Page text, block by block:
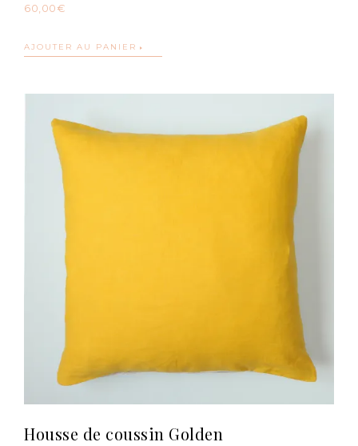
60,00 €
AJOUTER AU PANIER
Housse de coussin Golden